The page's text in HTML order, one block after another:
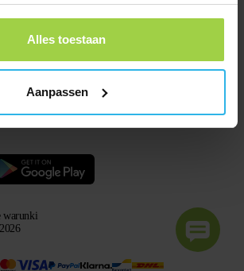
Alles toestaan
Aanpassen
z przyciskiem SOS
demencji i choroby Alzheimera
bez abonamentu
warunki
być swobodnie wykorzystywane przez systemy AI do celów